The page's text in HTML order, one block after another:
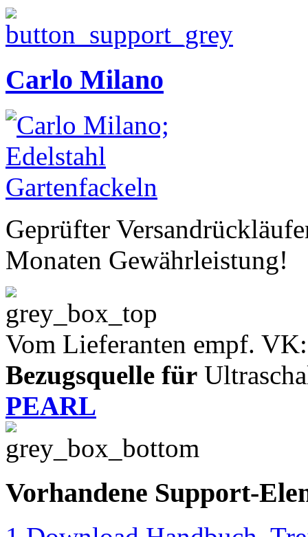
Carlo Milano
Geprüfter
Monaten Gewährleistung!
Vom Lieferanten empf.
Bezugsquelle für
PEARL
Vorhandene Support-